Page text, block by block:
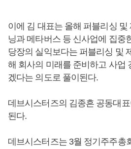
이에 김 대표는 올해 퍼블리싱 및
닝과 메타버스 등 신사업에 집중
당장의 실익보다는 퍼블리싱 및
해 회사의 미래를 준비하고 사업
겠다는 의도로 풀이된다.
데브시스터즈의 김종흔 공동대
된다.
데브시스터즈는 3월 정기주주총